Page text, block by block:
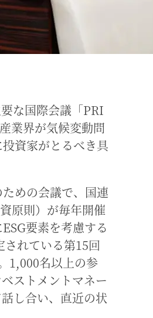
な国際会議「PRI
業界が気候変動問
資家がとるべき具
めの会議で、国連
原則）が毎年開催
要素を考慮する
れている第15回
1,000名以上の参
ストメントマネー
し合い、直近の状